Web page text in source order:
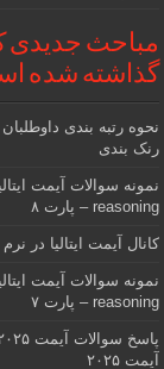
مباحث جدیدی
گذاشته شده
رنک بندی
reasoning – پارت ۸
کانال آیمت ایتالیا در
reasoning – پارت ۷
آیمت ۲۰۲۵